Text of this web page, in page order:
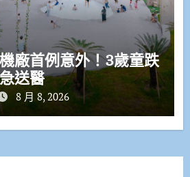
廠首例意外！3歲童跌
送醫
8 月 8, 2026